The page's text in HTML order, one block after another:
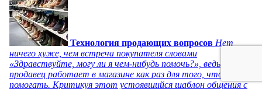
Технология продающих вопросов Нет
ничего хуже, чем встреча покупателя словами
«Здравствуйте, могу ли я чем-нибудь помочь?», ведь
продавец работает в магазине как раз для того, чтобы
помогать. Критикуя этот устоявшийся шаблон общения с